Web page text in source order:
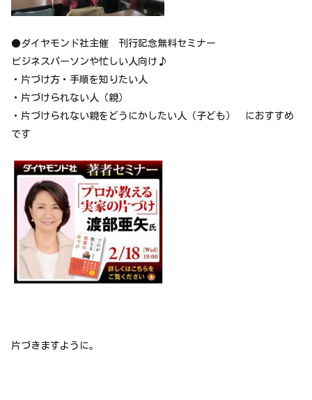
●ダイヤモンド社主催 刊行記念無料セミナー
ビジネスパーソンや忙しい人向け♪
・片づけ方・手順を知りたい人
・片づけられない人（親）
・片づけられない親をどうにかしたい人（子ども） におすすめ
です
片づきますように。